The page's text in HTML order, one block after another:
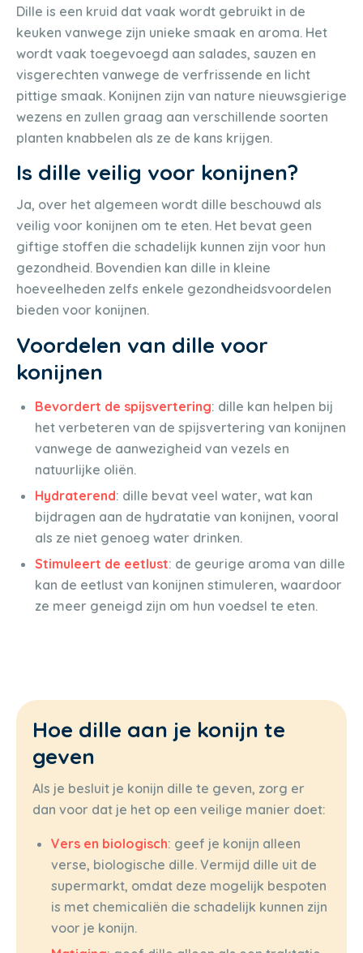
Dille is een kruid dat vaak wordt gebruikt in de
keuken vanwege zijn unieke smaak en aroma. Het
wordt vaak toegevoegd aan salades, sauzen en
visgerechten vanwege de verfrissende en licht
pittige smaak. Konijnen zijn van nature nieuwsgierige
wezens en zullen graag aan verschillende soorten
planten knabbelen als ze de kans krijgen.
Is dille veilig voor konijnen?
Ja, over het algemeen wordt dille beschouwd als
veilig voor konijnen om te eten. Het bevat geen
giftige stoffen die schadelijk kunnen zijn voor hun
gezondheid. Bovendien kan dille in kleine
hoeveelheden zelfs enkele gezondheidsvoordelen
bieden voor konijnen.
Voordelen van dille voor
konijnen
Bevordert de spijsvertering: dille kan helpen bij
het verbeteren van de spijsvertering van konijnen
vanwege de aanwezigheid van vezels en
natuurlijke oliën.
Hydraterend: dille bevat veel water, wat kan
bijdragen aan de hydratatie van konijnen, vooral
als ze niet genoeg water drinken.
Stimuleert de eetlust: de geurige aroma van dille
kan de eetlust van konijnen stimuleren, waardoor
ze meer geneigd zijn om hun voedsel te eten.
Hoe dille aan je konijn te
geven
Als je besluit je konijn dille te geven, zorg er
dan voor dat je het op een veilige manier doet:
Vers en biologisch: geef je konijn alleen
verse, biologische dille. Vermijd dille uit de
supermarkt, omdat deze mogelijk bespoten
is met chemicaliën die schadelijk kunnen zijn
voor je konijn.